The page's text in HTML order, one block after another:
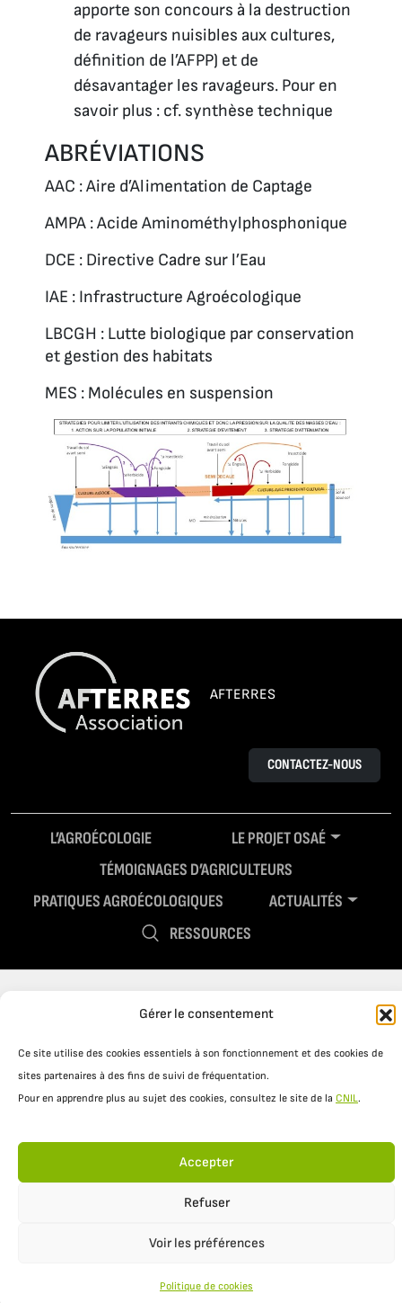
Gérer le consentement
Ce site utilise des cookies essentiels à son fonctionnement et des cookies de
sites partenaires à des fins de suivi de fréquentation.
Pour en apprendre plus au sujet des cookies, consultez le site de la CNIL.
Accepter
Refuser
Voir les préférences
Politique de cookies
apporte son concours à la destruction
de ravageurs nuisibles aux cultures,
définition de l’AFPP) et de
désavantager les ravageurs. Pour en
savoir plus : cf. synthèse technique
ABRÉVIATIONS
AAC : Aire d’Alimentation de Captage
AMPA : Acide Aminométhylphosphonique
DCE : Directive Cadre sur l’Eau
IAE : Infrastructure Agroécologique
LBCGH : Lutte biologique par conservation
et gestion des habitats
MES : Molécules en suspension
AFTERRES
CONTACTEZ-NOUS
L’AGROÉCOLOGIE
LE PROJET OSAÉ
TÉMOIGNAGES D’AGRICULTEURS
PRATIQUES AGROÉCOLOGIQUES
ACTUALITÉS
RESSOURCES